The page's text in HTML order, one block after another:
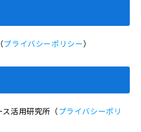
プライバシーポリシー）
活用研究所（プライバシーポリ